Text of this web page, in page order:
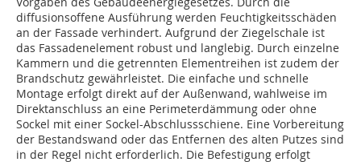
diffusionsoffene Ausführung werden Feuchtigkeitsschäden
an der Fassade verhindert. Aufgrund der Ziegelschale ist
das Fassadenelement robust und langlebig. Durch einzelne
Kammern und die getrennten Elementreihen ist zudem der
Brandschutz gewährleistet. Die einfache und schnelle
Montage erfolgt direkt auf der Außenwand, ­wahlweise im
Direktanschluss an eine Perime­­ter­dämmung oder ohne
Sockel mit einer Soc­kel-­Ab­schlussschiene. Eine Vorbereitung
der Bestandswand oder das Entfernen des alten Putzes sind
in der Regel nicht erforderlich. Die Befestigung erfolgt